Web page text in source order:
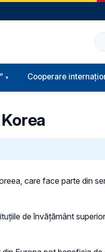
Cooperare
care face parte din
de învățământ